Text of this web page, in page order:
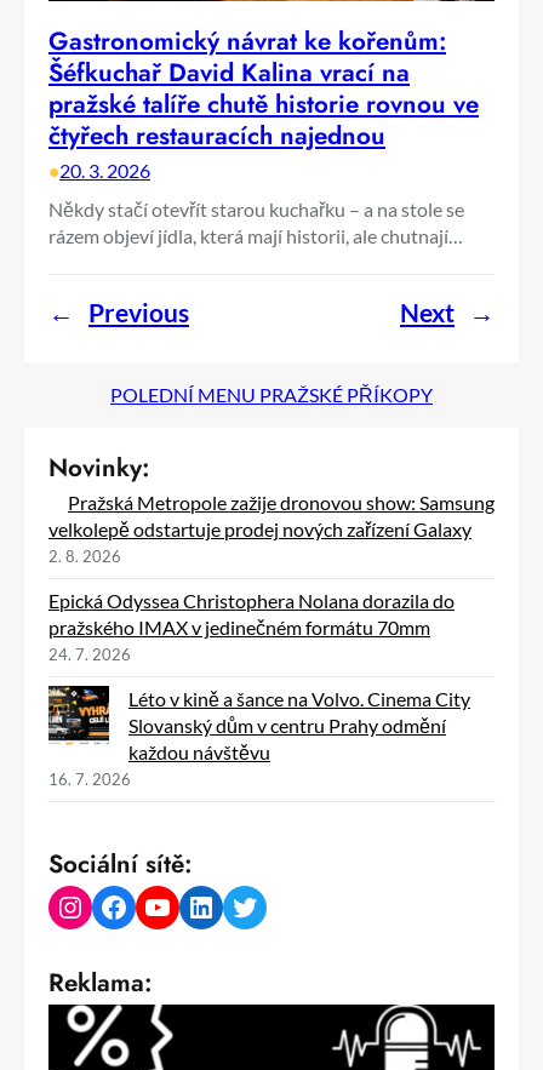
Gastronomický návrat ke kořenům:
Šéfkuchař David Kalina vrací na
pražské talíře chutě historie rovnou ve
čtyřech restauracích najednou
•20. 3. 2026
Někdy stačí otevřít starou kuchařku – a na stole se
rázem objeví jídla, která mají historii, ale chutnají…
← Previous Next →
POLEDNÍ MENU PRAŽSKÉ PŘÍKOPY
Novinky:
Pražská Metropole zažije dronovou show: Samsung
velkolepě odstartuje prodej nových zařízení Galaxy
2. 8. 2026
Epická Odyssea Christophera Nolana dorazila do
pražského IMAX v jedinečném formátu 70mm
24. 7. 2026
Léto v kině a šance na Volvo. Cinema City
Slovanský dům v centru Prahy odmění
každou návštěvu
16. 7. 2026
Sociální sítě:
Instagram Facebook YouTube LinkedIn Twitter
Reklama: